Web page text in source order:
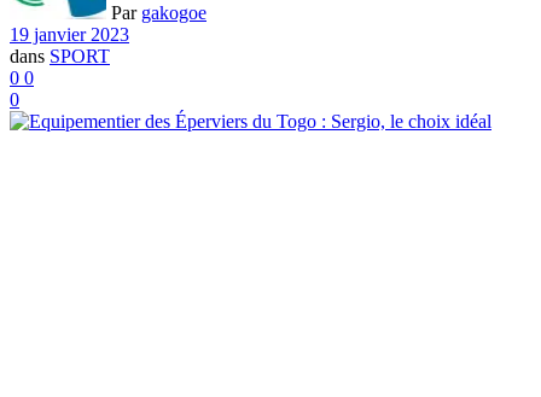
Par gakogoe
19 janvier 2023
dans SPORT
0 0
0